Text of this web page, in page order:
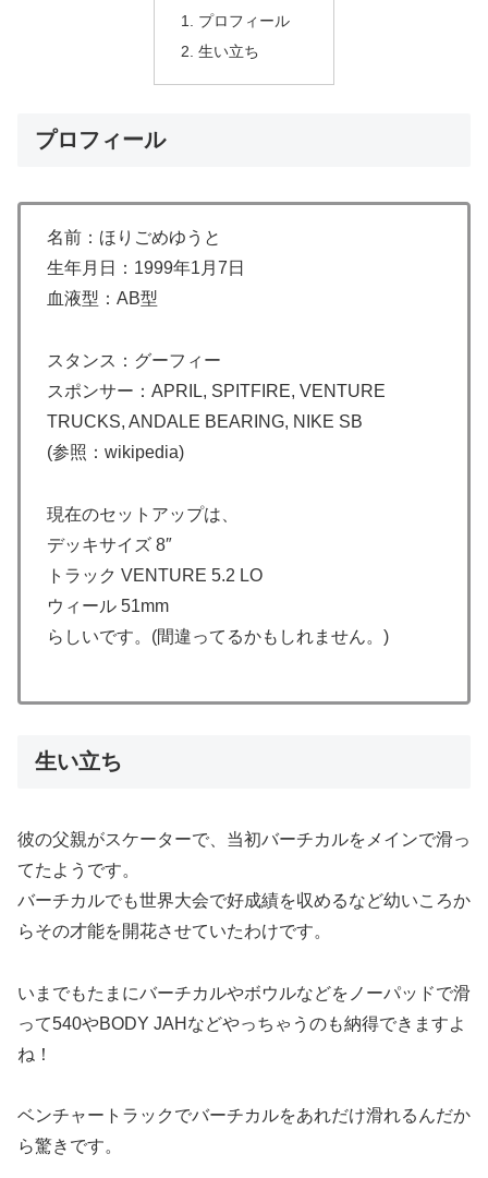
プロフィール
生い立ち
プロフィール
名前：ほりごめゆうと
生年月日：1999年1月7日
血液型：AB型
スタンス：グーフィー
スポンサー：APRIL, SPITFIRE, VENTURE
TRUCKS, ANDALE BEARING, NIKE SB
(参照：wikipedia)
現在のセットアップは、
デッキサイズ 8″
トラック VENTURE 5.2 LO
ウィール 51mm
らしいです。(間違ってるかもしれません。)
生い立ち
彼の父親がスケーターで、当初バーチカルをメインで滑っ
てたようです。
バーチカルでも世界大会で好成績を収めるなど幼いころか
らその才能を開花させていたわけです。
いまでもたまにバーチカルやボウルなどをノーパッドで滑
って540やBODY JAHなどやっちゃうのも納得できますよ
ね！
ベンチャートラックでバーチカルをあれだけ滑れるんだか
ら驚きです。